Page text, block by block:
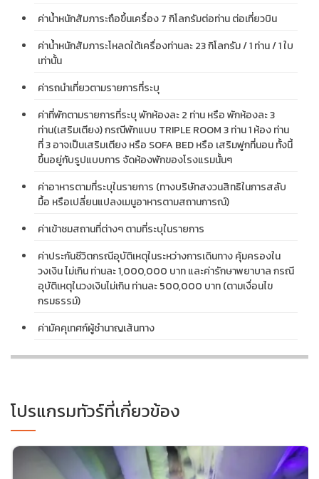
ค่าน้ำหนักสัมภาระถือขึ้นเครื่อง 7 กิโลกรัมต่อท่าน ต่อเที่ยวบิน
ค่าน้ำหนักสัมภาระโหลดใต้เครื่องท่านละ 23 กิโลกรัม / 1 ท่าน / 1 ใบ
เท่านั้น
ค่ารถนำเที่ยวตามรายการที่ระบุ
ค่าที่พักตามรายการที่ระบุ พักห้องละ 2 ท่าน หรือ พักห้องละ 3
ท่าน(เสริมเตียง) กรณีพักแบบ TRIPLE ROOM 3 ท่าน 1 ห้อง ท่าน
ที่ 3 อาจเป็นเสริมเตียง หรือ SOFA BED หรือ เสริมฟูกที่นอน ทั้งนี้
ขึ้นอยู่กับรูปแบบการ จัดห้องพักของโรงแรมนั้นๆ
ค่าอาหารตามที่ระบุในรายการ (ทางบริษัทสงวนสิทธิในการสลับ
มื้อ หรือเปลี่ยนแปลงเมนูอาหารตามสถานการณ์)
ค่าเข้าชมสถานที่ต่างๆ ตามที่ระบุในรายการ
ค่าประกันชีวิตกรณีอุบัติเหตุในระหว่างการเดินทาง คุ้มครองใน
วงเงิน ไม่เกิน ท่านละ 1,000,000 บาท และค่ารักษาพยาบาล กรณี
อุบัติเหตุในวงเงินไม่เกิน ท่านละ 500,000 บาท (ตามเงื่อนไข
กรมธรรม์)
ค่ามัคคุเทศก์ผู้ชำนาญเส้นทาง
โปรแกรมทัวร์ที่เกี่ยวข้อง